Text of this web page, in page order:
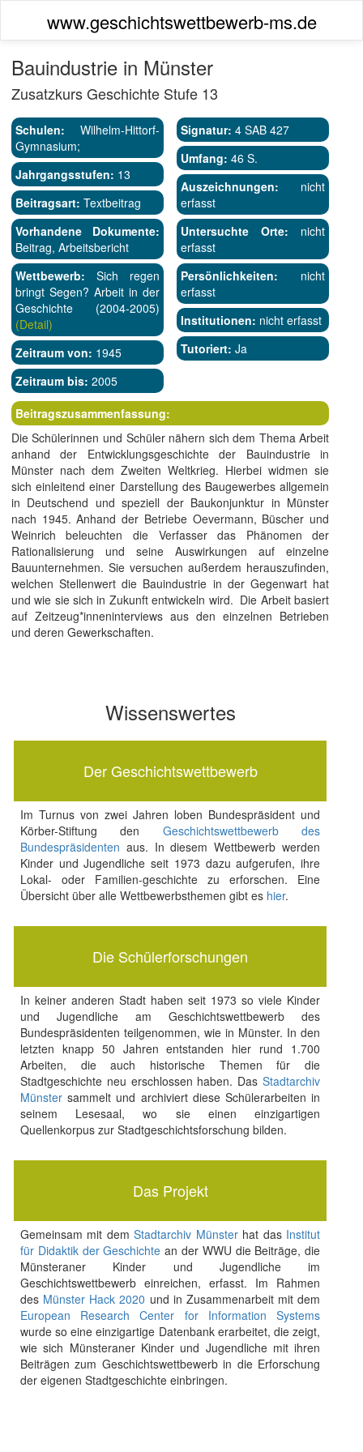
www.geschichtswettbewerb-ms.de
Bauindustrie in Münster
Zusatzkurs Geschichte Stufe 13
Schulen: Wilhelm-Hittorf-
Gymnasium;
Jahrgangsstufen: 13
Beitragsart: Textbeitrag
Vorhandene Dokumente:
Beitrag, Arbeitsbericht
Wettbewerb: Sich regen
bringt Segen? Arbeit in der
Geschichte (2004-2005)
(Detail)
Zeitraum von: 1945
Zeitraum bis: 2005
Signatur: 4 SAB 427
Umfang: 46 S.
Auszeichnungen: nicht
erfasst
Untersuchte Orte: nicht
erfasst
Persönlichkeiten: nicht
erfasst
Institutionen: nicht erfasst
Tutoriert: Ja
Beitragszusammenfassung:
Die Schülerinnen und Schüler nähern sich dem Thema Arbeit
anhand der Entwicklungsgeschichte der Bauindustrie in
Münster nach dem Zweiten Weltkrieg. Hierbei widmen sie
sich einleitend einer Darstellung des Baugewerbes allgemein
in Deutschend und speziell der Baukonjunktur in Münster
nach 1945. Anhand der Betriebe Oevermann, Büscher und
Weinrich beleuchten die Verfasser das Phänomen der
Rationalisierung und seine Auswirkungen auf einzelne
Bauunternehmen. Sie versuchen außerdem herauszufinden,
welchen Stellenwert die Bauindustrie in der Gegenwart hat
und wie sie sich in Zukunft entwickeln wird. Die Arbeit basiert
auf Zeitzeug*inneninterviews aus den einzelnen Betrieben
und deren Gewerkschaften.
Wissenswertes
Der Geschichtswettbewerb
Im Turnus von zwei Jahren loben Bundespräsident und
Körber-Stiftung den Geschichtswettbewerb des
Bundespräsidenten aus. In diesem Wettbewerb werden
Kinder und Jugendliche seit 1973 dazu aufgerufen, ihre
Lokal- oder Familien-geschichte zu erforschen. Eine
Übersicht über alle Wettbewerbsthemen gibt es hier.
Die Schülerforschungen
In keiner anderen Stadt haben seit 1973 so viele Kinder
und Jugendliche am Geschichtswettbewerb des
Bundespräsidenten teilgenommen, wie in Münster. In den
letzten knapp 50 Jahren entstanden hier rund 1.700
Arbeiten, die auch historische Themen für die
Stadtgeschichte neu erschlossen haben. DasStadtarchiv
Münstersammelt und archiviert diese Schülerarbeiten in
seinem Lesesaal, wo sie einen einzigartigen
Quellenkorpus zur Stadtgeschichtsforschung bilden.
Das Projekt
Gemeinsam mit demStadtarchiv Münsterhat das Institut
für Didaktik der Geschichte an der WWU die Beiträge, die
Münsteraner Kinder und Jugendliche im
Geschichtswettbewerb einreichen, erfasst. Im Rahmen
des Münster Hack 2020 und in Zusammenarbeit mit dem
European Research Center for Information Systems
wurde so eine einzigartige Datenbank erarbeitet, die zeigt,
wie sich Münsteraner Kinder und Jugendliche mit ihren
Beiträgen zum Geschichtswettbewerb in die Erforschung
der eigenen Stadtgeschichte einbringen.